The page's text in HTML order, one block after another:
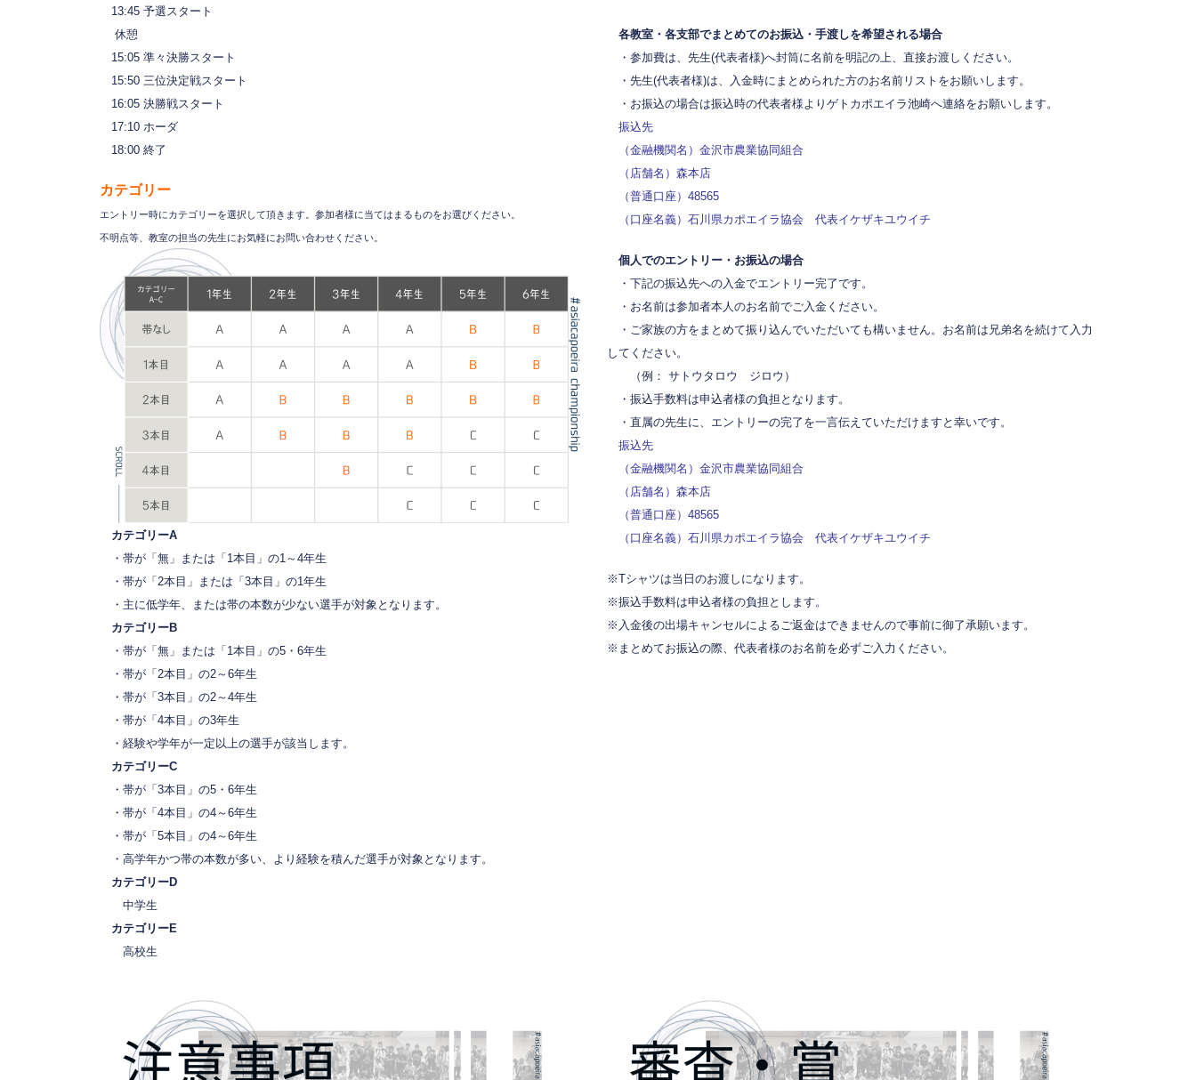
13:45 予選スタート
休憩
15:05 準々決勝スタート
15:50 三位決定戦スタート
16:05 決勝戦スタート
17:10 ホーダ
18:00 終了
カテゴリー
エントリー時にカテゴリーを選択して頂きます。参加者様に当てはまるものをお選びください。
不明点等、教室の担当の先生にお気軽にお問い合わせください。
カテゴリーA
・帯が「無」または「1本目」の1～4年生
・帯が「2本目」または「3本目」の1年生
・主に低学年、または帯の本数が少ない選手が対象となります。
カテゴリーB
・帯が「無」または「1本目」の5・6年生
・帯が「2本目」の2～6年生
・帯が「3本目」の2～4年生
・帯が「4本目」の3年生
・経験や学年が一定以上の選手が該当します。
カテゴリーC
・帯が「3本目」の5・6年生
・帯が「4本目」の4～6年生
・帯が「5本目」の4～6年生
・高学年かつ帯の本数が多い、より経験を積んだ選手が対象となります。
カテゴリーD
中学生
カテゴリーE
高校生
各教室・各支部でまとめてのお振込・手渡しを希望される場合
・参加費は、先生(代表者様)へ封筒に名前を明記の上、直接お渡しください。
・先生(代表者様)は、入金時にまとめられた方のお名前リストをお願いします。
・お振込の場合は振込時の代表者様よりゲトカポエイラ池崎へ連絡をお願いします。
振込先
（金融機関名）金沢市農業協同組合
（店舗名）森本店
（普通口座）48565
（口座名義）石川県カポエイラ協会 代表イケザキユウイチ
個人でのエントリー・お振込の場合
・下記の振込先への入金でエントリー完了です。
・お名前は参加者本人のお名前でご入金ください。
・ご家族の方をまとめて振り込んでいただいても構いません。お名前は兄弟名を続けて入力
してください。
（例： サトウタロウ ジロウ）
・振込手数料は申込者様の負担となります。
・直属の先生に、エントリーの完了を一言伝えていただけますと幸いです。
振込先
（金融機関名）金沢市農業協同組合
（店舗名）森本店
（普通口座）48565
（口座名義）石川県カポエイラ協会 代表イケザキユウイチ
※Tシャツは当日のお渡しになります。
※振込手数料は申込者様の負担とします。
※入金後の出場キャンセルによるご返金はできませんので事前に御了承願います。
※まとめてお振込の際、代表者様のお名前を必ずご入力ください。